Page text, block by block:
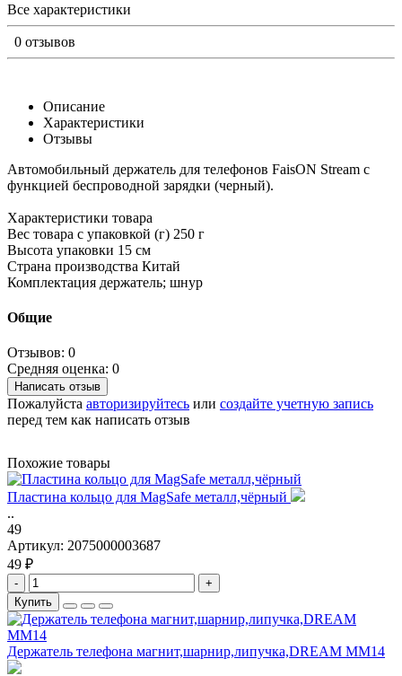
Все характеристики
0 отзывов
Описание
Характеристики
Отзывы
Автомобильный держатель для телефонов FaisON Stream с
функцией беcпроводной зарядки (черный).
Характеристики товара
Вес товара с упаковкой (г) 250 г
Высота упаковки 15 см
Страна производства Китай
Комплектация держатель; шнур
Общие
Отзывов: 0
Средняя оценка: 0
Написать отзыв
Пожалуйста авторизируйтесь или создайте учетную запись
перед тем как написать отзыв
Похожие товары
Пластина кольцо для MagSafe металл,чёрный
..
49
Артикул: 2075000003687
49 ₽
-
+
Купить
Держатель телефона магнит,шарнир,липучка,DREAM MM14